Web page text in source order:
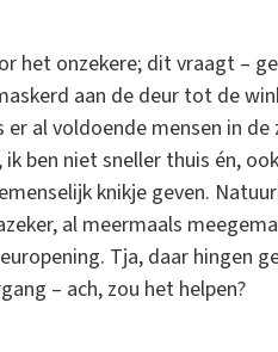
het onzekere; dit vraagt –
aan de deur tot de
er al voldoende mensen in
ben niet sneller thuis én,
knikje geven.
al meermaals
Tja, daar hingen
– ach, zou het helpen?